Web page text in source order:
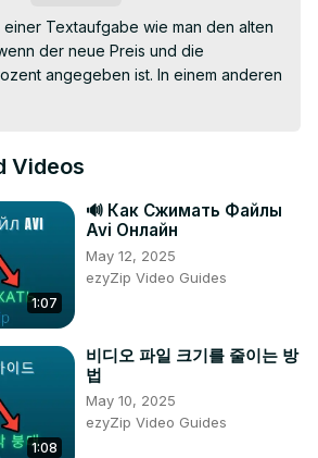
Textaufgabe wie man den alten
der neue Preis und die
angegeben ist. In einem anderen
wie man dies berechnet, wenn die
du unter
das Gerät vorher? = Grundwert
allen viel Erfolg
Videos
1:07
🔊 Как Сжимать Файлы
Avi Онлайн
May 12, 2025
ezyZip Video Guides
1:08
비디오 파일 크기를 줄이는 방
법
May 10, 2025
ezyZip Video Guides